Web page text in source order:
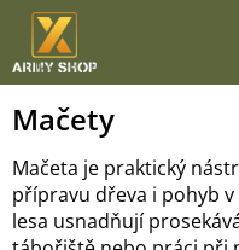
Přejít
obsah
Mačety
Mačeta je praktický
přípravu dřeva i pohyb
lesa usnadňují